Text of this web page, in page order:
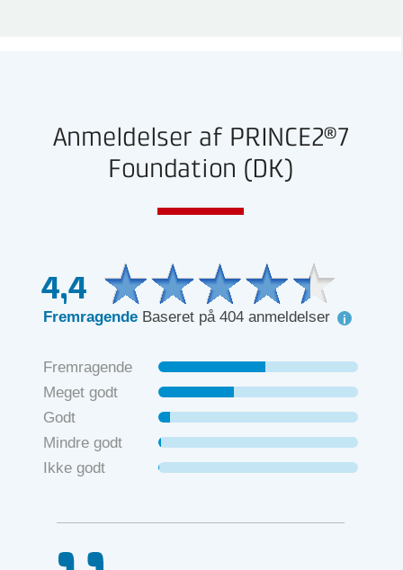
Anmeldelser af PRINCE2®7
Foundation (DK)
4,4
Fremragende Baseret på 404 anmeldelser
Fremragende
Meget godt
Godt
Mindre godt
Ikke godt